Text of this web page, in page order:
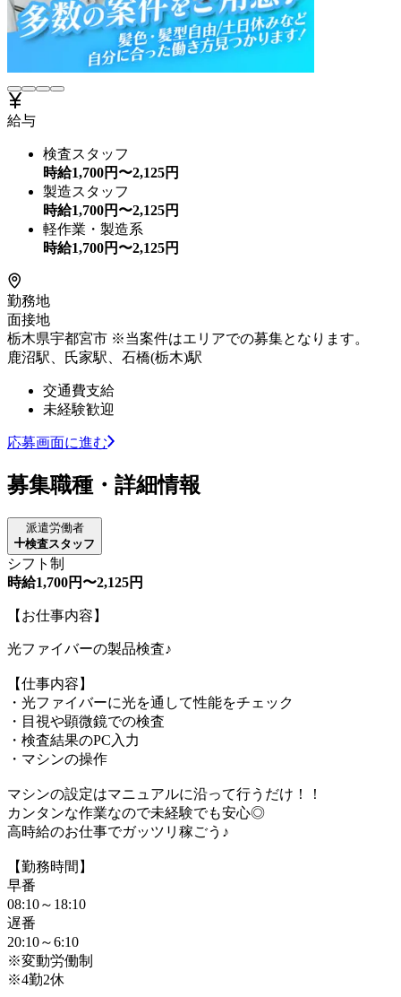
給与
検査スタッフ
時給1,700円〜2,125円
製造スタッフ
時給1,700円〜2,125円
軽作業・製造系
時給1,700円〜2,125円
勤務地
面接地
栃木県宇都宮市 ※当案件はエリアでの募集となります。
鹿沼駅、氏家駅、石橋(栃木)駅
交通費支給
未経験歓迎
応募画面に進む
募集職種・詳細情報
派遣労働者
検査スタッフ
シフト制
時給1,700円〜2,125円
【お仕事内容】
光ファイバーの製品検査♪
【仕事内容】
・光ファイバーに光を通して性能をチェック
・目視や顕微鏡での検査
・検査結果のPC入力
・マシンの操作
マシンの設定はマニュアルに沿って行うだけ！！
カンタンな作業なので未経験でも安心◎
高時給のお仕事でガッツリ稼ごう♪
【勤務時間】
早番
08:10～18:10
遅番
20:10～6:10
※変動労働制
※4勤2休